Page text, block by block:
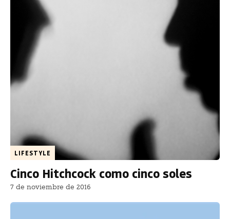
LIFESTYLE
Cinco Hitchcock como cinco soles
7 de noviembre de 2016